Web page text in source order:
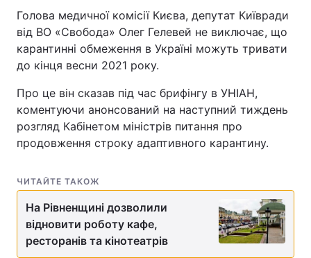
Голова медичної комісії Києва, депутат Київради
від ВО «Свобода» Олег Гелевей не виключає, що
карантинні обмеження в Україні можуть тривати
до кінця весни 2021 року.
Про це він сказав під час брифінгу в УНІАН,
коментуючи анонсований на наступний тиждень
розгляд Кабінетом міністрів питання про
продовження строку адаптивного карантину.
ЧИТАЙТЕ ТАКОЖ
На Рівненщині дозволили
відновити роботу кафе,
ресторанів та кінотеатрів